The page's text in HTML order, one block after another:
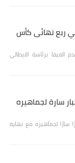
ربع نهائى كأس
الفيفا برئاسة الايطالي
سارة لجماهيره
لجماهيره مع نهاية